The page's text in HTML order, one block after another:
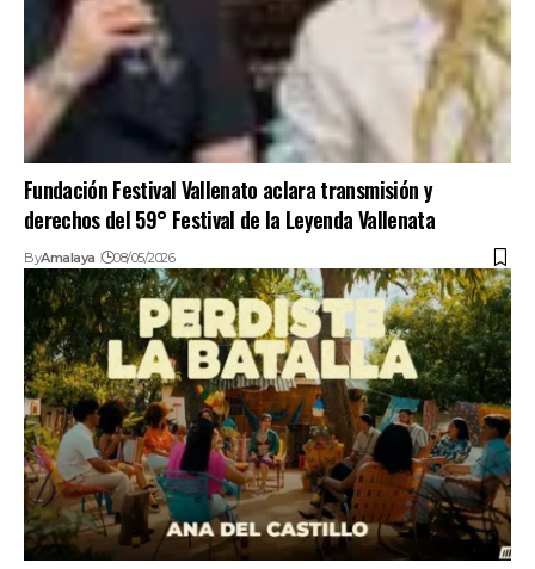
Fundación Festival Vallenato aclara transmisión y
derechos del 59° Festival de la Leyenda Vallenata
ByAmalaya 08/05/2026